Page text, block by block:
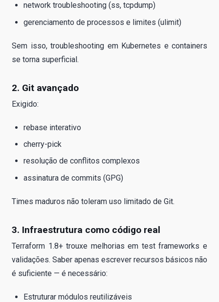
network troubleshooting (ss, tcpdump)
gerenciamento de processos e limites (ulimit)
Sem isso, troubleshooting em Kubernetes e containers
se torna superficial.
2. Git avançado
Exigido:
rebase interativo
cherry-pick
resolução de conflitos complexos
assinatura de commits (GPG)
Times maduros não toleram uso limitado de Git.
3. Infraestrutura como código real
Terraform 1.8+ trouxe melhorias em test frameworks e
validações. Saber apenas escrever recursos básicos não
é suficiente — é necessário:
Estruturar módulos reutilizáveis